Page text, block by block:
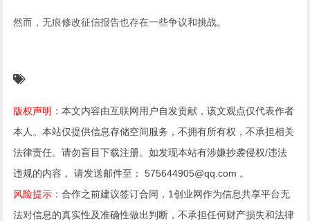
然而，无痕修改征信报告也存在一些争议和挑战。
版权声明 ：本文内容由互联网用户自发贡献，该文观点仅代表作者
本人。本站仅提供信息存储空间服务，不拥有所有权，不承担相关
法律责任。请勿盲目下载注册。如发现本站有涉嫌抄袭侵权/违法
违规的内容， 请发送邮件至： 575644905@qq.com 。
风险提示 ：合作之前建议签订合同，1创业网作为信息共享平台无
法对信息的真实性及准确性做出判断，不承担任何财产损失和法律